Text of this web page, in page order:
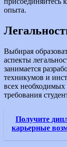
опыта.
Выбирая
аспекты
занимается
техникумов и
всех
требования
Получите
карьерные